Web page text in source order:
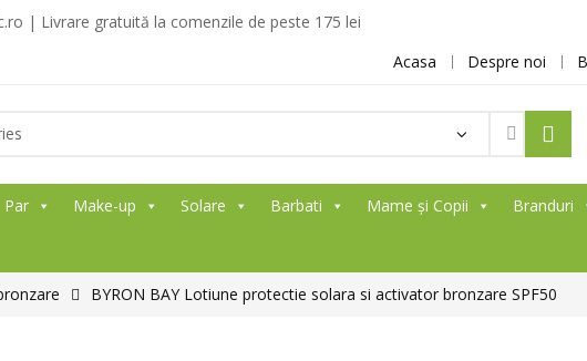
| Livrare gratuită la comenzile de peste 175 lei
Acasa
Despre noi
Products
Par Make-up Solare Barbati Mame și Copii Branduri
BYRON BAY Lotiune protectie solara si activator bronzare SPF50